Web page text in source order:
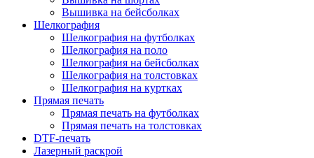
Вышивка на бейсболках
Шелкография
Шелкография на футболках
Шелкография на поло
Шелкография на бейсболках
Шелкография на толстовках
Шелкография на куртках
Прямая печать
Прямая печать на футболках
Прямая печать на толстовках
DTF-печать
Лазерный раскрой